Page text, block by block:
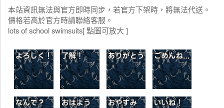
本站資訊無法與官方即時同步，若官方下架時，將無法代送。
價格若高於官方時請聯絡客服。
lots of school swimsuits[ 點圖可放大 ]